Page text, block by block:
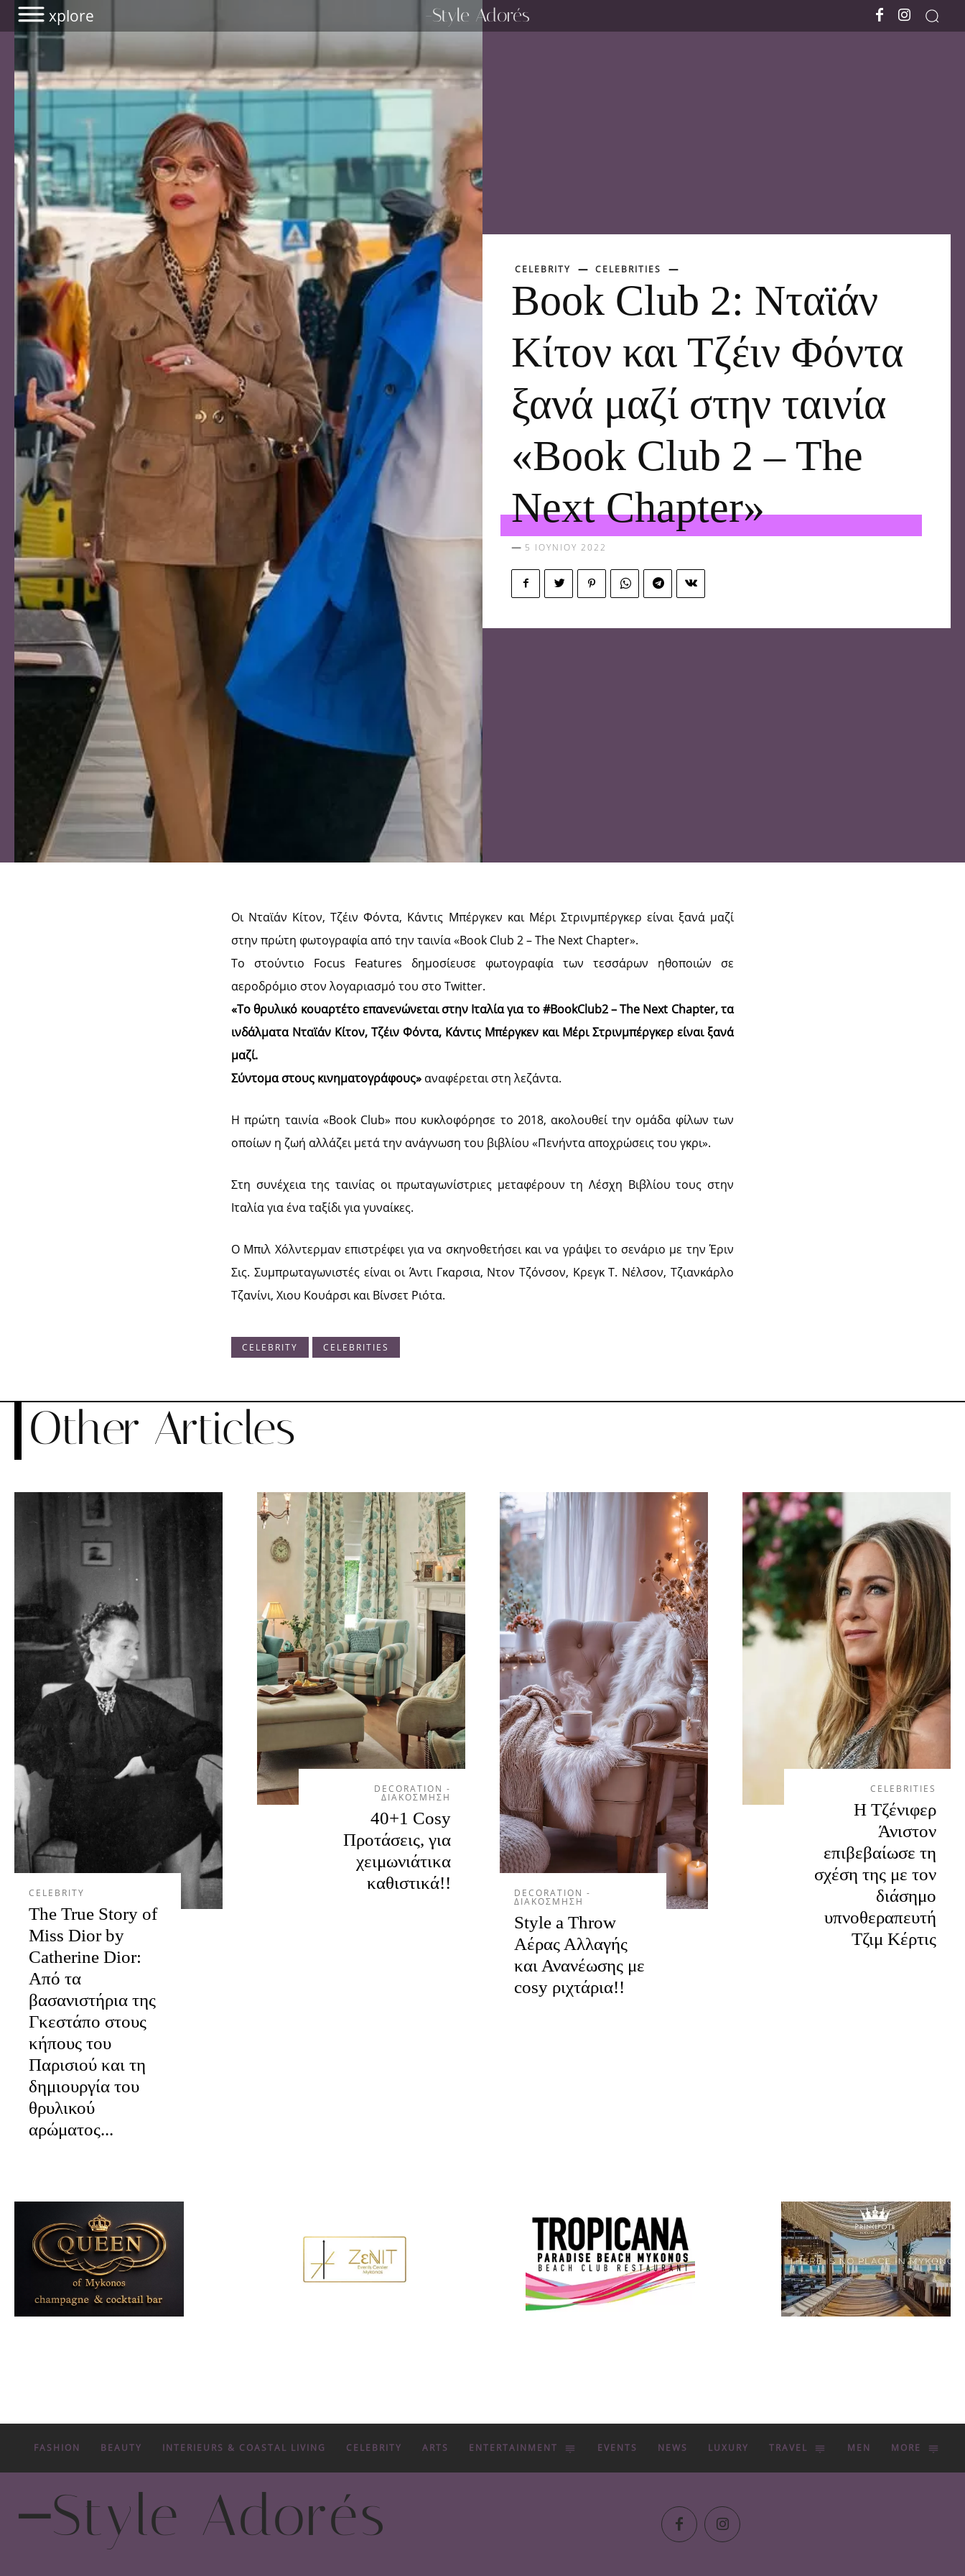
xplore -Style Adorés
CELEBRITY CELEBRITIES
Book Club 2: Νταϊάν
Κίτον και Τζέιν Φόντα
ξανά μαζί στην ταινία
«Book Club 2 – The
Next Chapter»
5 ΙΟΥΝΊΟΥ 2022
Οι Νταϊάν Κίτον, Τζέιν Φόντα, Κάντις Μπέργκεν και Μέρι Στρινμπέργκερ είναι ξανά μαζί
στην πρώτη φωτογραφία από την ταινία «Book Club 2 – The Next Chapter».
Το στούντιο Focus Features δημοσίευσε φωτογραφία των τεσσάρων ηθοποιών σε
αεροδρόμιο στον λογαριασμό του στο Twitter.
«Το θρυλικό κουαρτέτο επανενώνεται στην Ιταλία για το #BookClub2 – The Next Chapter, τα
ινδάλματα Νταϊάν Κίτον, Τζέιν Φόντα, Κάντις Μπέργκεν και Μέρι Στρινμπέργκερ είναι ξανά
μαζί.
Σύντομα στους κινηματογράφους» αναφέρεται στη λεζάντα.
Η πρώτη ταινία «Book Club» που κυκλοφόρησε το 2018, ακολουθεί την ομάδα φίλων των
οποίων η ζωή αλλάζει μετά την ανάγνωση του βιβλίου «Πενήντα αποχρώσεις του γκρι».
Στη συνέχεια της ταινίας οι πρωταγωνίστριες μεταφέρουν τη Λέσχη Βιβλίου τους στην
Ιταλία για ένα ταξίδι για γυναίκες.
Ο Μπιλ Χόλντερμαν επιστρέφει για να σκηνοθετήσει και να γράψει το σενάριο με την Έριν
Σις. Συμπρωταγωνιστές είναι οι Άντι Γκαρσια, Ντον Τζόνσον, Κρεγκ Τ. Νέλσον, Τζιανκάρλο
Τζανίνι, Χιου Κουάρσι και Βίνσετ Ριότα.
CELEBRITY CELEBRITIES
Other Articles
CELEBRITY
The True Story of
Miss Dior by
Catherine Dior:
Από τα
βασανιστήρια της
Γκεστάπο στους
κήπους του
Παρισιού και τη
δημιουργία του
θρυλικού
αρώματος...
DECORATION -
ΔΙΑΚΟΣΜΗΣΗ
40+1 Cosy
Προτάσεις, για
χειμωνιάτικα
καθιστικά!!
DECORATION -
ΔΙΑΚΟΣΜΗΣΗ
Style a Throw
Αέρας Αλλαγής
και Ανανέωσης με
cosy ριχτάρια!!
CELEBRITIES
Η Τζένιφερ
Άνιστον
επιβεβαίωσε τη
σχέση της με τον
διάσημο
υπνοθεραπευτή
Τζιμ Κέρτις
FASHION BEAUTY INTERIEURS & COASTAL LIVING CELEBRITY ARTS ENTERTAINMENT EVENTS NEWS LUXURY TRAVEL MEN MORE
-Style Adorés